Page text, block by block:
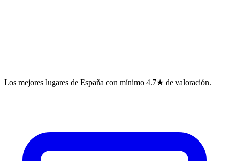
Los mejores lugares de España con mínimo 4.7★ de valoración.